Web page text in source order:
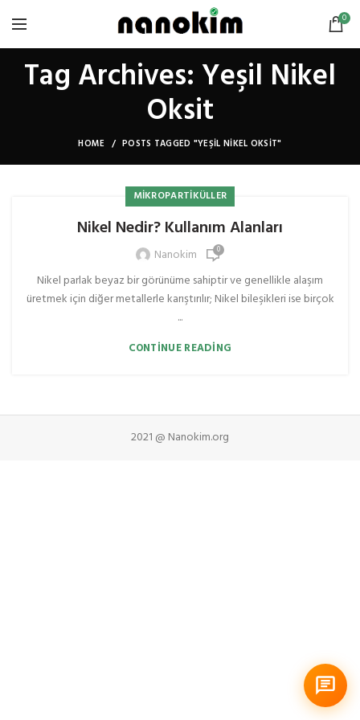
0
Tag Archives: Yeşil Nikel
Oksit
HOME POSTS TAGGED "YEŞIL NIKEL OKSIT"
MIKROPARTIKÜLLER
Nikel Nedir? Kullanım Alanları
Nanokim 0
Nikel parlak beyaz bir görünüme sahiptir ve genellikle alaşım
üretmek için diğer metallerle karıştırılır; Nikel bileşikleri ise birçok
...
CONTINUE READING
2021 @ Nanokim.org